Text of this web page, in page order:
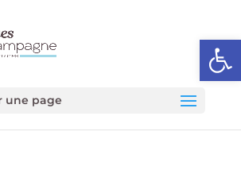
Ouvrir
une page